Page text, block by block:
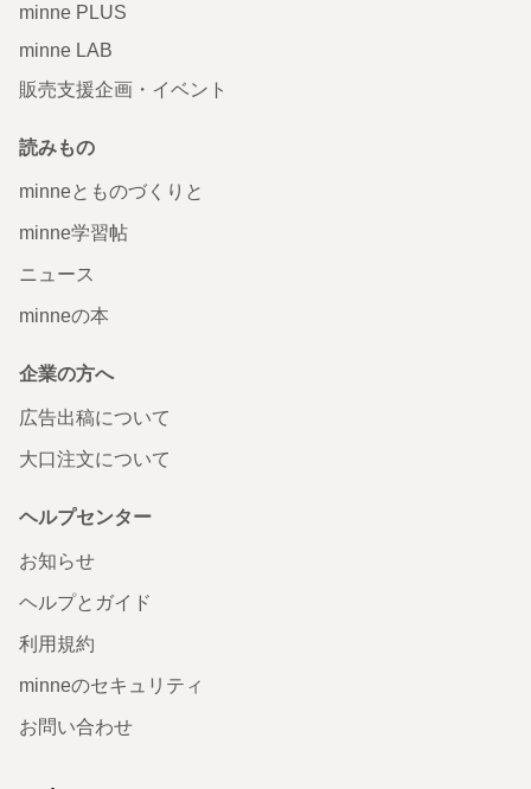
minne PLUS
minne LAB
販売支援企画・イベント
読みもの
minneとものづくりと
minne学習帖
ニュース
minneの本
企業の方へ
広告出稿について
大口注文について
ヘルプセンター
お知らせ
ヘルプとガイド
利用規約
minneのセキュリティ
お問い合わせ